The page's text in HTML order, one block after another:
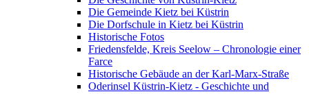
Die Gemeinde Kietz bei Küstrin
Die Dorfschule in Kietz bei Küstrin
Historische Fotos
Friedensfelde, Kreis Seelow – Chronologie einer
Farce
Historische Gebäude an der Karl-Marx-Straße
Oderinsel Küstrin-Kietz - Geschichte und